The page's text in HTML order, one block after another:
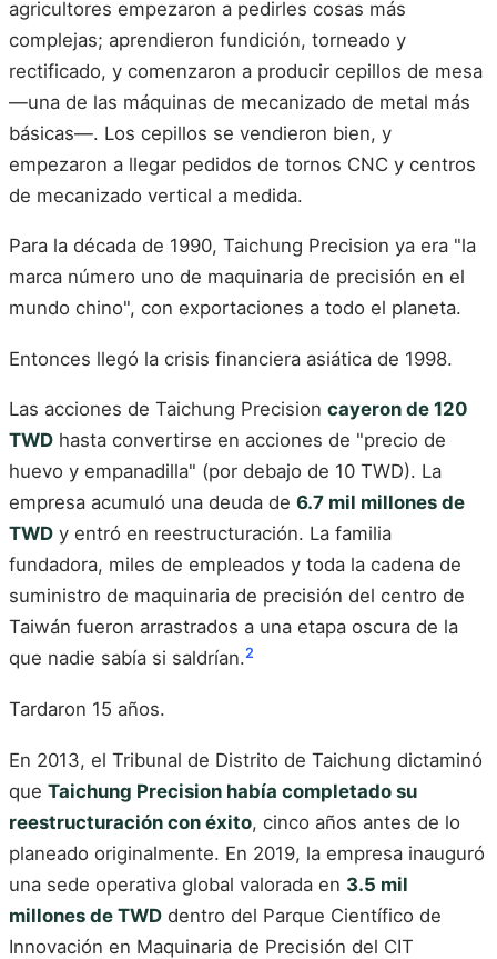
agricultores empezaron a pedirles cosas más
complejas; aprendieron fundición, torneado y
rectificado, y comenzaron a producir cepillos de mesa
—una de las máquinas de mecanizado de metal más
básicas—. Los cepillos se vendieron bien, y
empezaron a llegar pedidos de tornos CNC y centros
de mecanizado vertical a medida.
Para la década de 1990, Taichung Precision ya era "la
marca número uno de maquinaria de precisión en el
mundo chino", con exportaciones a todo el planeta.
Entonces llegó la crisis financiera asiática de 1998.
Las acciones de Taichung Precision cayeron de 120
TWD hasta convertirse en acciones de "precio de
huevo y empanadilla" (por debajo de 10 TWD). La
empresa acumuló una deuda de 6.7 mil millones de
TWD y entró en reestructuración. La familia
fundadora, miles de empleados y toda la cadena de
suministro de maquinaria de precisión del centro de
Taiwán fueron arrastrados a una etapa oscura de la
que nadie sabía si saldrían.2
Tardaron 15 años.
En 2013, el Tribunal de Distrito de Taichung dictaminó
que Taichung Precision había completado su
reestructuración con éxito, cinco años antes de lo
planeado originalmente. En 2019, la empresa inauguró
una sede operativa global valorada en 3.5 mil
millones de TWD dentro del Parque Científico de
Innovación en Maquinaria de Precisión del CIT